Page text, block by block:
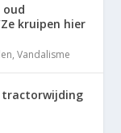
oud
kruipen hier
,Vandalisme
tractorwijding